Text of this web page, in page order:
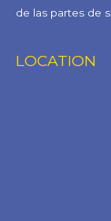
de las partes de
LOCATION